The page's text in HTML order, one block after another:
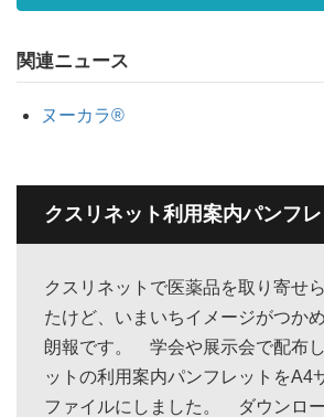
関連ニュース
ヌーカラ®
クスリネット利用案内パンフレ
クスリネットで医薬品を取り寄せ
たけど、いまいちイメージがつか
朗報です。 学会や展示会で配布
ットの利用案内パンフレットをA4
ファイルにしました。 ダウンロ